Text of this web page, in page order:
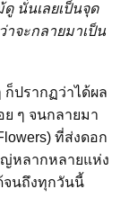
ดู นั่นเลยเป็นจุด
จะกลายมาเป็น
ก็ปรากฏว่าได้ผล
ย ๆ จนกลายมา
ที่ส่งดอก
หลากหลายแห่ง
จนถึงทุกวันนี้